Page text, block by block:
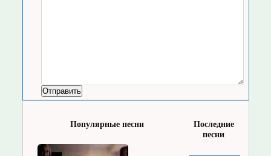
Популярные песни
Последние
песни